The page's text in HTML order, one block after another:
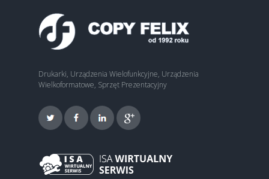
Drukarki, Urządzenia Wielofunkcyjne, Urządzenia
Wielkoformatowe, Sprzęt Prezentacyjny